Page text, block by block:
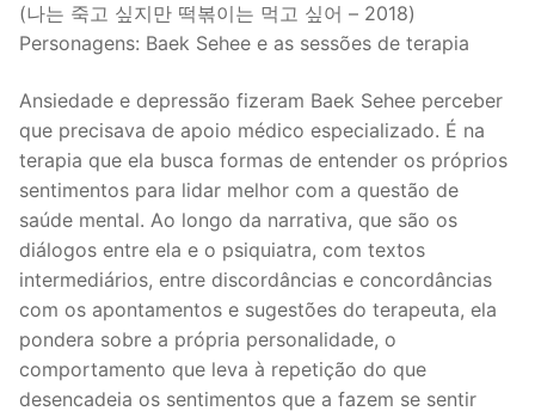
(나는 죽고 싶지만 떡볶이는 먹고 싶어 – 2018)
Personagens: Baek Sehee e as sessões de terapia
Ansiedade e depressão fizeram Baek Sehee perceber
que precisava de apoio médico especializado. É na
terapia que ela busca formas de entender os próprios
sentimentos para lidar melhor com a questão de
saúde mental. Ao longo da narrativa, que são os
diálogos entre ela e o psiquiatra, com textos
intermediários, entre discordâncias e concordâncias
com os apontamentos e sugestões do terapeuta, ela
pondera sobre a própria personalidade, o
comportamento que leva à repetição do que
desencadeia os sentimentos que a fazem se sentir